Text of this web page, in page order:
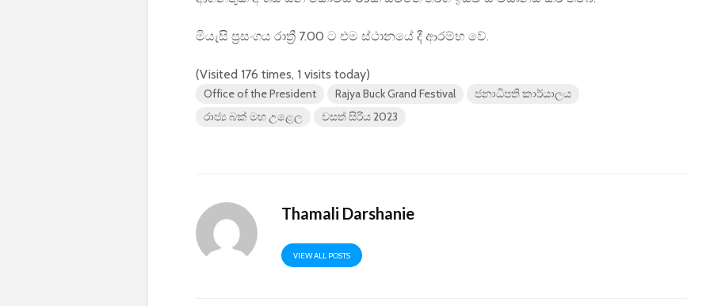
මියැසි ප්‍රසංගය රාත්‍රී 7.00 ට එම ස්ථානයේ දී ආරම්භ වේ.
(Visited 176 times, 1 visits today)
Office of the President Rajya Buck Grand Festival
ජනාධිපති කාර්යාලය
රාජ්‍ය බක් මහ උළෙල
වසත් සිරිය 2023
Thamali Darshanie
VIEW ALL POSTS